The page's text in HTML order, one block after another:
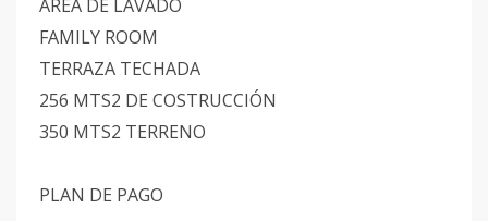
ÁREA DE LAVADO
FAMILY ROOM
TERRAZA TECHADA
256 MTS2 DE COSTRUCCIÓN
350 MTS2 TERRENO
PLAN DE PAGO